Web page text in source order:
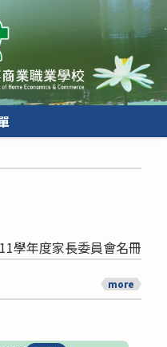
學年度家長委員會名冊
more